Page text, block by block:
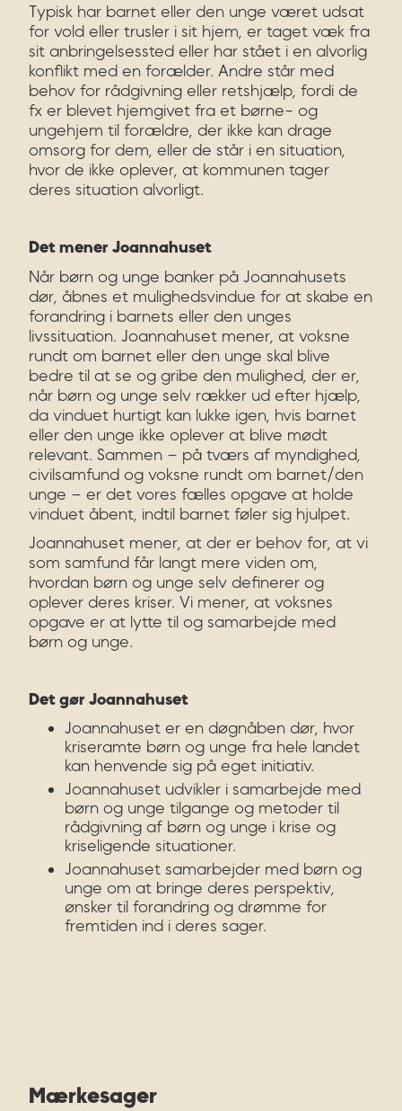
Typisk har barnet eller den unge været udsat
for vold eller trusler i sit hjem, er taget væk fra
sit anbringelsessted eller har stået i en alvorlig
konflikt med en forælder. Andre står med
behov for rådgivning eller retshjælp, fordi de
fx er blevet hjemgivet fra et børne- og
ungehjem til forældre, der ikke kan drage
omsorg for dem, eller de står i en situation,
hvor de ikke oplever, at kommunen tager
deres situation alvorligt.
Det mener Joannahuset
Når børn og unge banker på Joannahusets
dør, åbnes et mulighedsvindue for at skabe en
forandring i barnets eller den unges
livssituation. Joannahuset mener, at voksne
rundt om barnet eller den unge skal blive
bedre til at se og gribe den mulighed, der er,
når børn og unge selv rækker ud efter hjælp,
da vinduet hurtigt kan lukke igen, hvis barnet
eller den unge ikke oplever at blive mødt
relevant. Sammen – på tværs af myndighed,
civilsamfund og voksne rundt om barnet/den
unge – er det vores fælles opgave at holde
vinduet åbent, indtil barnet føler sig hjulpet.
Joannahuset mener, at der er behov for, at vi
som samfund får langt mere viden om,
hvordan børn og unge selv definerer og
oplever deres kriser. Vi mener, at voksnes
opgave er at lytte til og samarbejde med
børn og unge.
Det gør Joannahuset
Joannahuset er en døgnåben dør, hvor
kriseramte børn og unge fra hele landet
kan henvende sig på eget initiativ.
Joannahuset udvikler i samarbejde med
børn og unge tilgange og metoder til
rådgivning af børn og unge i krise og
kriseligende situationer.
Joannahuset samarbejder med børn og
unge om at bringe deres perspektiv,
ønsker til forandring og drømme for
fremtiden ind i deres sager.
Mærkesager